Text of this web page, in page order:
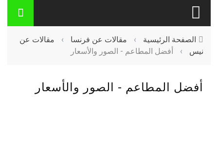
الصفحة الرئيسية › مقالات عن فرنسا ›
مقالات عن
نيس
› أفضل المطاعم - الصور والأسعار
أفضل المطاعم - الصور والأسعار